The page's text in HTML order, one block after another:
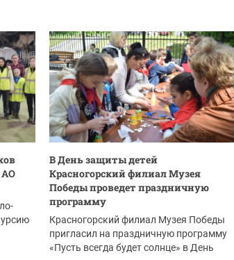
АО
В День защиты детей
Красногорский филиал Музея
Победы проведет праздничную
программу
Красногорский филиал Музея Победы
пригласил на праздничную программу
«Пусть всегда будет солнце» в День